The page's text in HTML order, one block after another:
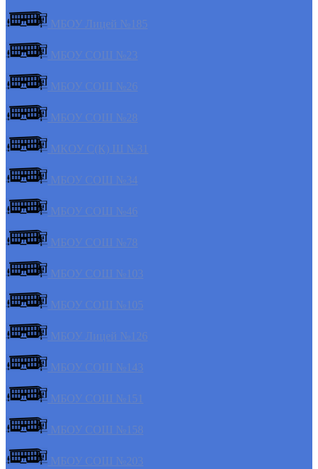
МБОУ Лицей №185
МБОУ СОШ №23
МБОУ СОШ №26
МБОУ СОШ №28
МКОУ С(К) Ш №31
МБОУ СОШ №34
МБОУ СОШ №46
МБОУ СОШ №78
МБОУ СОШ №103
МБОУ СОШ №105
МБОУ Лицей №126
МБОУ СОШ №143
МБОУ СОШ №151
МБОУ СОШ №158
МБОУ СОШ №203